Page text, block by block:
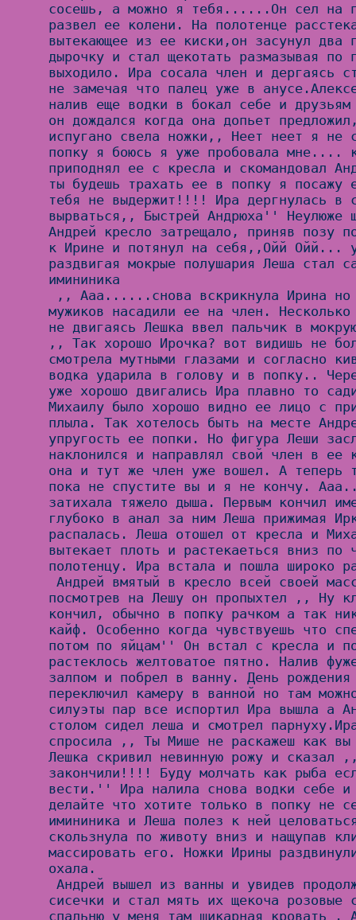
сосешь, а можно я тебя......Он сел на
развел ее колени. На полотенце
вытекающее из ее киски,он засунул два
дырочку и стал щекотать размазывая по
выходило. Ира сосала член и дергаясь
не замечая что палец уже в
налив еще водки в бокал себе и
он дождался когда она допьет
испугано свела ножки,, Неет неет я не
попку я боюсь я уже пробовала мне....
приподнял ее с кресла и скомандовал
ты будешь трахать ее в попку я посажу
тебя не выдержит!!!! Ира дергнулась в
вырваться,, Быстрей Андрюха'' Неулюже
Андрей кресло затрещало, приняв позу
к Ирине и потянул на себя,,Ойй Ойй...
раздвигая мокрые полушария Леша стал
имининика
мужиков насадили ее на член.
не двигаясь Лешка ввел пальчик в
,, Так хорошо Ирочка? вот видишь не
смотрела мутными глазами и согласно
водка ударила в голову и в попку..
уже хорошо двигались Ира плавно то
Михаилу было хорошо видно ее лицо с
плыла. Так хотелось быть на месте
упругость ее попки. Но фигура Леши
наклонился и направлял свой член в ее
она и тут же член уже вошел. А теперь
пока не спустите вы и я не кончу.
затихала тяжело дыша. Первым кончил
глубоко в анал за ним Леша прижимая
распалась. Леша отошел от кресла и
вытекает плоть и растекаеться вниз по
полотенцу. Ира встала и пошла широко
посмотрев на Лешу он пропыхтел ,, Ну
кончил, обычно в попку рачком а так
кайф. Особенно когда чувствуешь что
потом по яйцам'' Он встал с кресла и
растеклось желтоватое пятно. Налив
залпом и побрел в ванну. День рождения
переключил камеру в ванной но там
силуэты пар все испортил Ира вышла а
столом сидел леша и смотрел
спросила ,, Ты Мише не раскажеш как вы
Лешка скривил невинную рожу и сказал
закончили!!!! Буду молчать как рыба
вести.'' Ира налила снова водки себе
делайте что хотите только в попку не
имининика и Леша полез к ней
скользнула по животу вниз и нащупав
массировать его. Ножки Ирины
охала.
сисечки и стал мять их щекоча
спальню у меня там шикарная кровать .